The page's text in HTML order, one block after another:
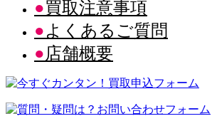
買取注意事項
よくあるご質問
店舗概要